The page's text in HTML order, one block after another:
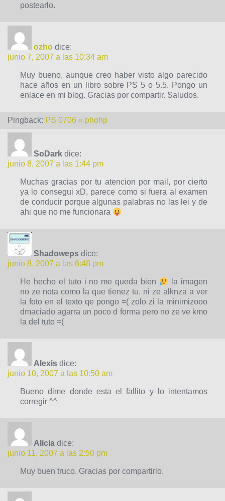
postearlo.
ozho dice:
junio 7, 2007 a las 10:34 am
Muy bueno, aunque creo haber visto algo parecido
hace años en un libro sobre PS 5 o 5.5. Pongo un
enlace en mi blog. Gracias por compartir. Saludos.
Pingback: PS 0706 « phohp
SoDark dice:
junio 8, 2007 a las 1:44 pm
Muchas gracias por tu atencion por mail, por cierto
ya lo consegui xD, parece como si fuera al examen
de conducir porque algunas palabras no las lei y de
ahi que no me funcionara
Shadoweps dice:
junio 8, 2007 a las 6:48 pm
He hecho el tuto i no me queda bien
la imagen
no ze nota como la que tienez tu, ni ze alknza a ver
la foto en el texto qe pongo =( zolo zi la minimizooo
dmaciado agarra un poco d forma pero no ze ve kmo
la del tuto =(
Alexis dice:
junio 10, 2007 a las 10:50 am
Bueno dime donde esta el fallito y lo intentamos
corregir ^^
Alicia dice:
junio 11, 2007 a las 2:50 pm
Muy buen truco. Gracias por compartirlo.